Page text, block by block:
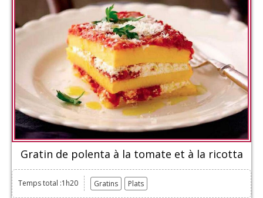
Gratin de polenta à la tomate et à la ricotta
Temps total :1h20 Gratins Plats